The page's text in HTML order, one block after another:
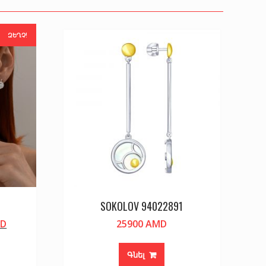
ԶԵՂՉ!
SOKOLOV 94022891
25900AMD
Գնել